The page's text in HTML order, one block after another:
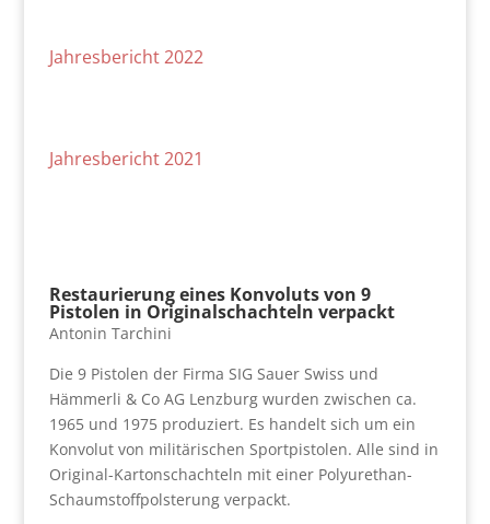
Jahresbericht 2022
Jahresbericht 2021
Restaurierung eines Konvoluts von 9
Pistolen in Originalschachteln verpackt
Antonin Tarchini
Die 9 Pistolen der Firma SIG Sauer Swiss und
Hämmerli & Co AG Lenzburg wurden zwischen ca.
1965 und 1975 produziert. Es handelt sich um ein
Konvolut von militärischen Sportpistolen. Alle sind in
Original-Kartonschachteln mit einer Polyurethan-
Schaumstoffpolsterung verpackt.